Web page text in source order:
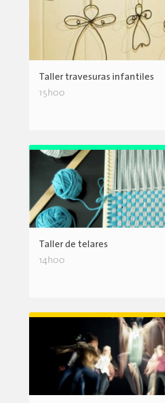
Taller travesuras infantiles
15h00
Taller de telares
14h00